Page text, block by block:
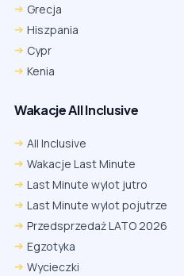
Grecja
Hiszpania
Cypr
Kenia
Wakacje All Inclusive
All Inclusive
Wakacje Last Minute
Last Minute wylot jutro
Last Minute wylot pojutrze
Przedsprzedaż LATO 2026
Egzotyka
Wycieczki